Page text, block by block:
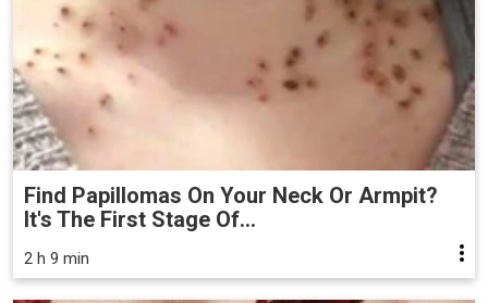
Find Papillomas On Your Neck Or Armpit?
It's The First Stage Of...
2 h 9 min